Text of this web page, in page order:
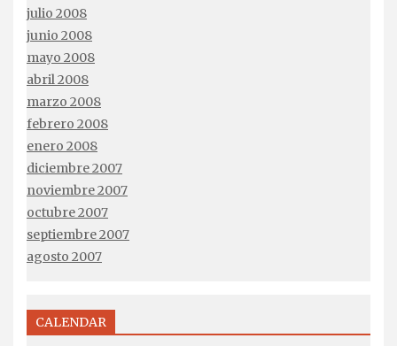
julio 2008
junio 2008
mayo 2008
abril 2008
marzo 2008
febrero 2008
enero 2008
diciembre 2007
noviembre 2007
octubre 2007
septiembre 2007
agosto 2007
CALENDAR